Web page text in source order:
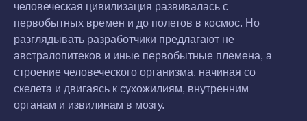
человеческая цивилизация развивалась с
первобытных времен и до полетов в космос. Но
разглядывать разработчики предлагают не
австралопитеков и иные первобытные племена, а
строение человеческого организма, начиная со
скелета и двигаясь к сухожилиям, внутренним
органам и извилинам в мозгу.